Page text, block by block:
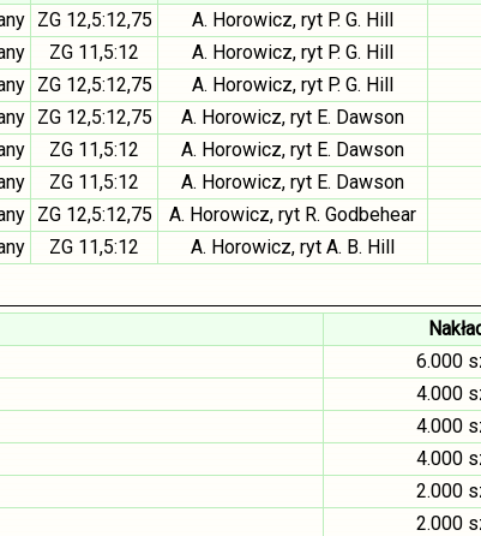
ZG 12,5:12,75 A. Horowicz, ryt P. G. Hill
ZG 11,5:12 A. Horowicz, ryt P. G. Hill
ZG 12,5:12,75 A. Horowicz, ryt P. G. Hill
ZG 12,5:12,75 A. Horowicz, ryt E. Dawson
ZG 11,5:12 A. Horowicz, ryt E. Dawson
ZG 11,5:12 A. Horowicz, ryt E. Dawson
ZG 12,5:12,75 A. Horowicz, ryt R. Godbehear
ZG 11,5:12 A. Horowicz, ryt A. B. Hill
6.000
4.000
4.000
4.000
2.000
2.000